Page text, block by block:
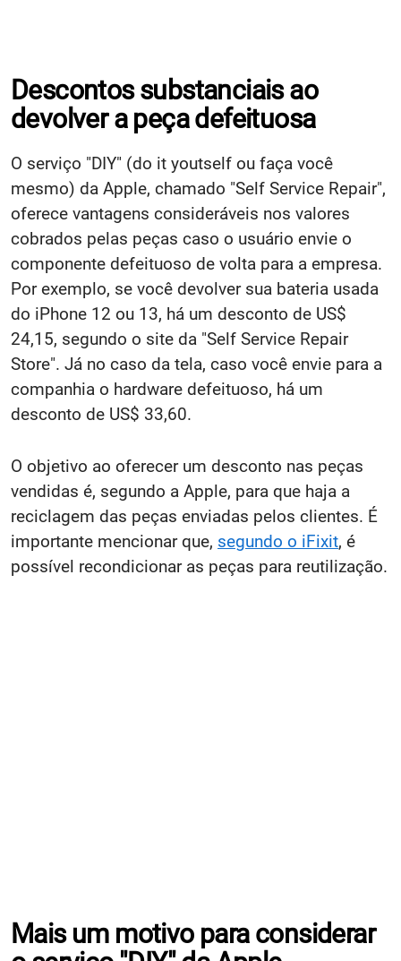
Descontos substanciais ao
devolver a peça defeituosa
O serviço "DIY" (do it youtself ou faça você
mesmo) da Apple, chamado "Self Service Repair",
oferece vantagens consideráveis nos valores
cobrados pelas peças caso o usuário envie o
componente defeituoso de volta para a empresa.
Por exemplo, se você devolver sua bateria usada
do iPhone 12 ou 13, há um desconto de US$
24,15, segundo o site da "Self Service Repair
Store". Já no caso da tela, caso você envie para a
companhia o hardware defeituoso, há um
desconto de US$ 33,60.
O objetivo ao oferecer um desconto nas peças
vendidas é, segundo a Apple, para que haja a
reciclagem das peças enviadas pelos clientes. É
importante mencionar que, segundo o iFixit, é
possível recondicionar as peças para reutilização.
Mais um motivo para considerar